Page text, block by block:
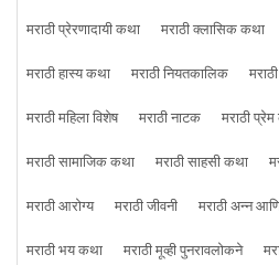
मराठी प्रेरणादायी कथा
मराठी क्लासिक कथा
मराठी हास्य कथा
मराठी नियतकालिक
मराठी महिला विशेष
मराठी नाटक मराठी
मराठी सामाजिक कथा
मराठी साहसी कथा
मराठी आरोग्य
मराठी जीवनी मराठी अन्न
मराठी भय कथा
मराठी मूव्ही पुनरावलोकने